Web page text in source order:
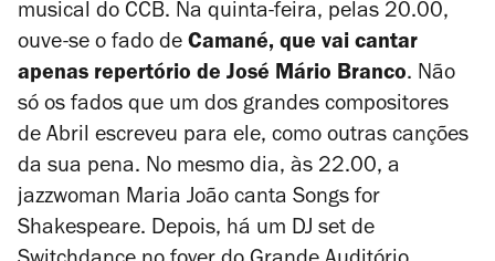
musical do CCB. Na quinta-feira, pelas 20.00,
ouve-se o fado de Camané, que vai cantar
apenas repertório de José Mário Branco. Não
só os fados que um dos grandes compositores
de Abril escreveu para ele, como outras canções
da sua pena. No mesmo dia, às 22.00, a
jazzwoman Maria João canta Songs for
Shakespeare. Depois, há um DJ set de